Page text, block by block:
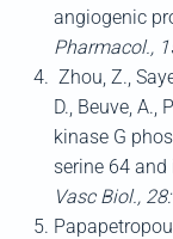
angiogenic
Pharmacol.,
Zhou, Z.,
D., Beuve, A.,
kinase G
serine 64
Vasc Biol.,